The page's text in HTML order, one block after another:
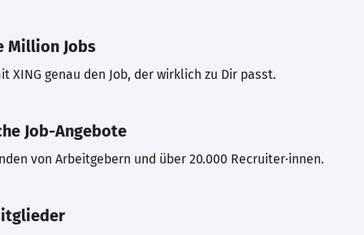
Million Jobs
XING genau den Job, der wirklich zu Dir passt.
Job-Angebote
von Arbeitgebern und über 20.000 Recruiter·innen.